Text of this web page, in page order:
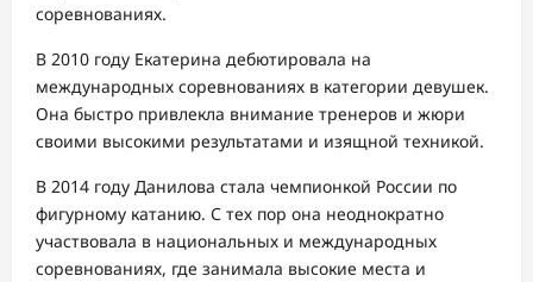
соревнованиях.
В 2010 году Екатерина дебютировала на
международных соревнованиях в категории девушек.
Она быстро привлекла внимание тренеров и жюри
своими высокими результатами и изящной техникой.
В 2014 году Данилова стала чемпионкой России по
фигурному катанию. С тех пор она неоднократно
участвовала в национальных и международных
соревнованиях, где занимала высокие места и